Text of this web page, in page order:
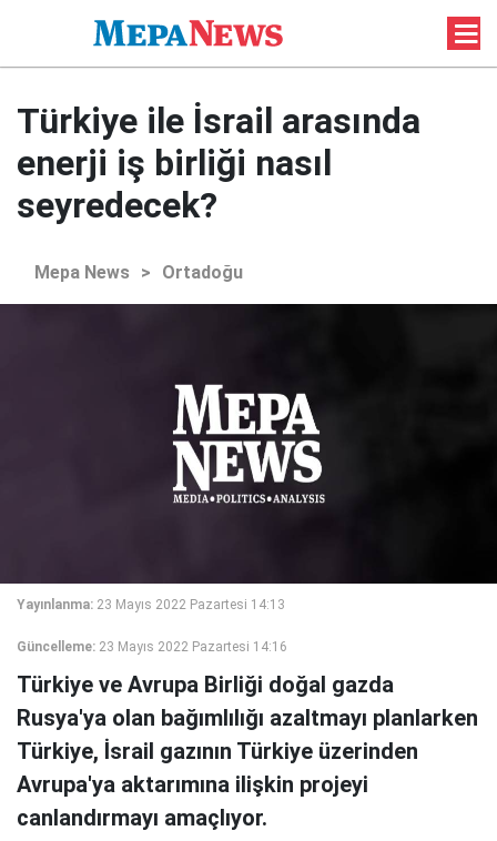
Türkiye ile İsrail arasında
enerji iş birliği nasıl
seyredecek?
Mepa News > Ortadoğu
Yayınlanma: 23 Mayıs 2022 Pazartesi 14:13
Güncelleme: 23 Mayıs 2022 Pazartesi 14:16
Türkiye ve Avrupa Birliği doğal gazda
Rusya'ya olan bağımlılığı azaltmayı planlarken
Türkiye, İsrail gazının Türkiye üzerinden
Avrupa'ya aktarımına ilişkin projeyi
canlandırmayı amaçlıyor.